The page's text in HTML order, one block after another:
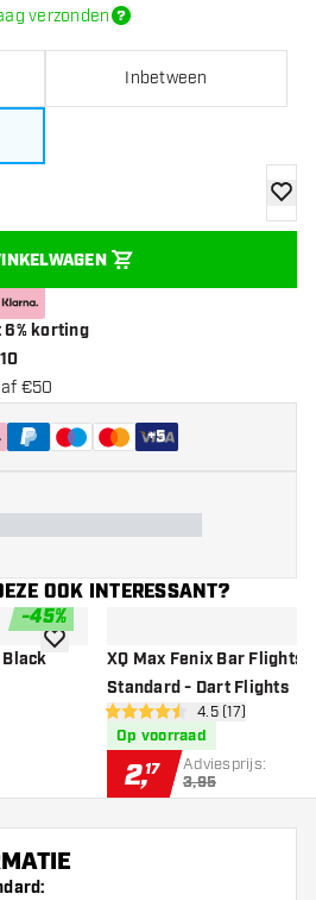
verzonden
Inbetween
6% korting
€50
+5
OOK INTERESSANT?
-45%
Blacktoevoegen aan verlanglijst
XQ Max Fenix Bar Flights
Standard - Dart Flights
open reviews
4.5 score sterren4.5 (17)
Op voorraad
2,17 Adviesprijs:
3,95